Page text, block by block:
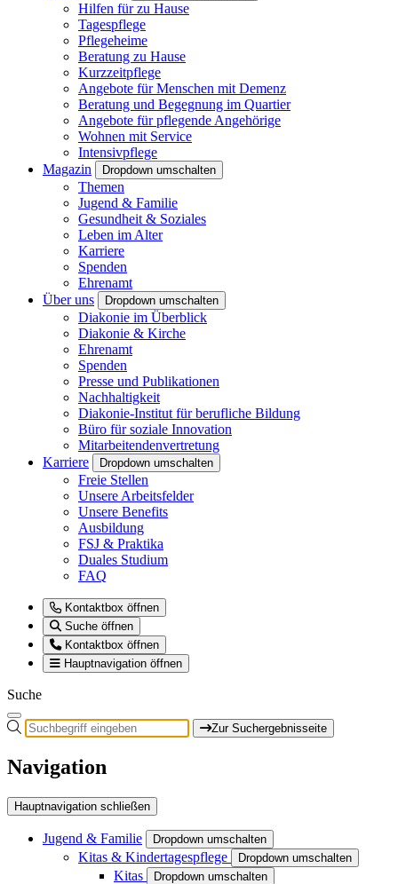
Hilfen für zu Hause
Tagespflege
Pflegeheime
Beratung zu Hause
Kurzzeitpflege
Angebote für Menschen mit Demenz
Beratung und Begegnung im Quartier
Angebote für pflegende Angehörige
Wohnen mit Service
Intensivpflege
Magazin
Dropdown umschalten
Themen
Jugend & Familie
Gesundheit & Soziales
Leben im Alter
Karriere
Spenden
Ehrenamt
Über uns
Dropdown umschalten
Diakonie im Überblick
Diakonie & Kirche
Ehrenamt
Spenden
Presse und Publikationen
Nachhaltigkeit
Diakonie-Institut für berufliche Bildung
Büro für soziale Innovation
Mitarbeitendenvertretung
Karriere
Dropdown umschalten
Freie Stellen
Unsere Arbeitsfelder
Unsere Benefits
Ausbildung
FSJ & Praktika
Duales Studium
FAQ
Kontaktbox öffnen
Suche öffnen
Kontaktbox öffnen
Hauptnavigation öffnen
Suche
Zur Suchergebnisseite
Navigation
Hauptnavigation schließen
Jugend & Familie Dropdown umschalten
Kitas & Kindertagespflege Dropdown umschalten
Kitas Dropdown umschalten